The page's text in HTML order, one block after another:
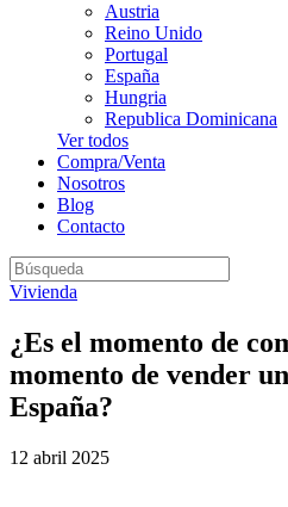
Austria
Reino Unido
Portugal
España
Hungria
Republica Dominicana
Ver todos
Compra/Venta
Nosotros
Blog
Contacto
Vivienda
¿Es el momento de
momento de vender
España?
12 abril 2025